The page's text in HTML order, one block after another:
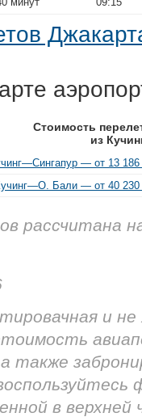
Стоимость
из
— от 13 186
Бали — от 40 230
рассчитана
и
также
в